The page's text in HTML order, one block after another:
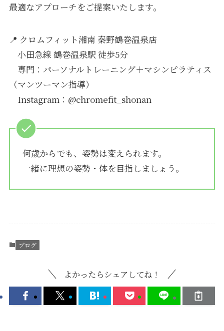
最適なアプローチをご提案いたします。
📍 クロムフィット湘南 秦野鶴巻温泉店
小田急線 鶴巻温泉駅 徒歩5分
専門：パーソナルトレーニング＋マシンピラティス
（マンツーマン指導）
Instagram：@chromefit_shonan
何歳からでも、姿勢は変えられます。
一緒に理想の姿勢・体を目指しましょう。
ブログ
よかったらシェアしてね！